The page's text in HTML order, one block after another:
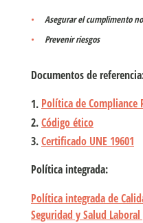
Asegurar el cumplimento
Prevenir riesgos
Documentos de
1. Política de Compliance
2.Código ético
3.Certificado UNE 19601
Política integrada:
Política integrada de
Seguridad y Salud